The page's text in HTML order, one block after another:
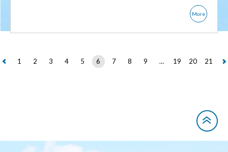
More
1 2 3 4 5 6 7 8 9 … 19 20 21